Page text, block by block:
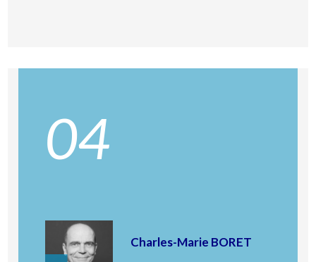
04
Charles-Marie BORET